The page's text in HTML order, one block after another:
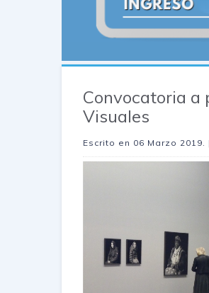
Convocatoria a
Visuales
Escrito en 06 Marzo 2019.